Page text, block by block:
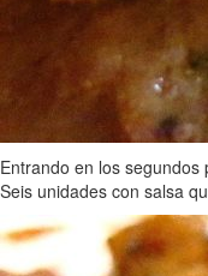
Entrando en los
Seis unidades con salsa